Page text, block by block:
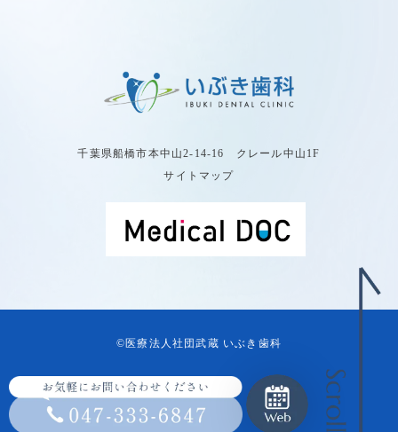
千葉県船橋市本中山2-14-16 クレール中山1F
サイトマップ
©︎医療法人社団武蔵 いぶき歯科